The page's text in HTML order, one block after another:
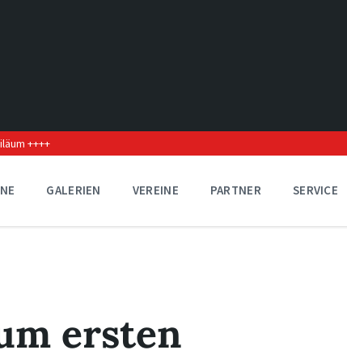
++++
GALERIEN VEREINE PARTNER SERVICE
ersten